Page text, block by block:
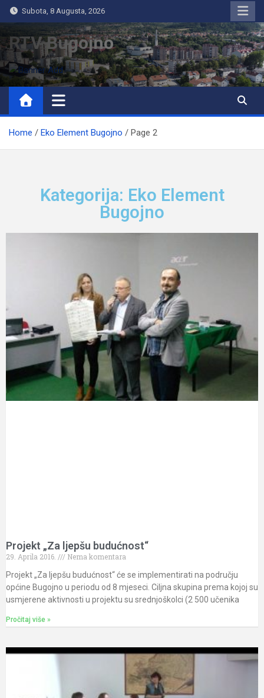
Subota, 8 Augusta, 2026
RTV Bugojno
Home Eko Element Bugojno Page 2
Kategorija: Eko Element
Bugojno
Projekt „Za ljepšu budućnost“
29. Aprila 2016.
Nema komentara
Projekt „Za ljepšu budućnost“ će se implementirati na području
općine Bugojno u periodu od 8 mjeseci. Ciljna skupina prema kojoj su
usmjerene aktivnosti u projektu su srednjoškolci (2 500 učenika
Pročitaj više »